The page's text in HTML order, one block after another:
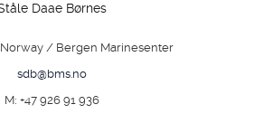
Daae Børnes
/ Bergen Marinesenter
sdb@bms.no
M: +47 926 91 936